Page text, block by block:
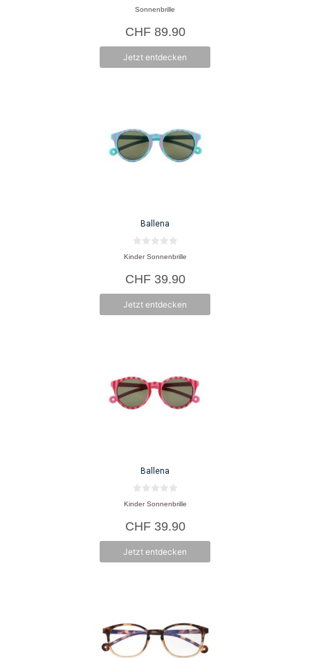
0
v
n
5
Sonnenbrille
CHF89.90
Jetzt entdecken
Ballena
v
n
5
Kinder Sonnenbrille
CHF39.90
Jetzt entdecken
Ballena
v
n
5
Kinder Sonnenbrille
CHF39.90
Jetzt entdecken